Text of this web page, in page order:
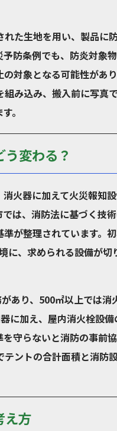
た生地を用い、製品に
防条例でも、防炎対象
対象となる可能性があ
み込み、搬入前に写真
。
変わる？
火器に加えて火災報知設
は、消防法に基づく技
が整理されています。
に、求められる設備が切
あり、500㎡以上では消
に加え、屋内消火栓設
守らないと消防の事前
ントの合計面積と消防
え方